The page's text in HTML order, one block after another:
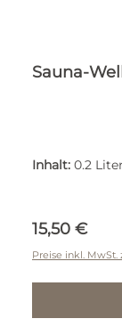
Sauna-
Inhalt: 0.2 Liter
Regulärer
15,50 €
Preise inkl. MwSt.